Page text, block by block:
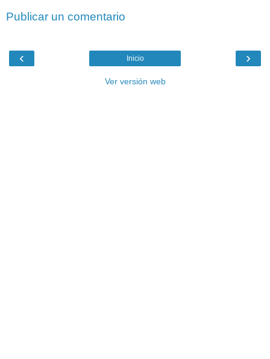
Publicar un comentario
‹ ›
Inicio
Ver versión web